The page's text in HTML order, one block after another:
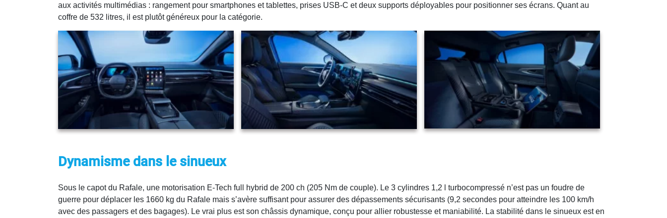
aux activités multimédias : rangement pour smartphones et tablettes, prises USB-C et deux supports déployables pour positionner ses écrans. Quant au
coffre de 532 litres, il est plutôt généreux pour la catégorie.
Dynamisme dans le sinueux
Sous le capot du Rafale, une motorisation E-Tech full hybrid de 200 ch (205 Nm de couple). Le 3 cylindres 1,2 l turbocompressé n’est pas un foudre de
guerre pour déplacer les 1660 kg du Rafale mais s’avère suffisant pour assurer des dépassements sécurisants (9,2 secondes pour atteindre les 100 km/h
avec des passagers et des bagages). Le vrai plus est son châssis dynamique, conçu pour allier robustesse et maniabilité. La stabilité dans le sinueux est en